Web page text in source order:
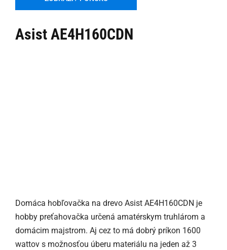
Asist AE4H160CDN
Domáca hobľovačka na drevo Asist AE4H160CDN je
hobby preťahovačka určená amatérskym truhlárom a
domácim majstrom. Aj cez to má dobrý príkon 1600
wattov s možnosťou úberu materiálu na jeden až 3